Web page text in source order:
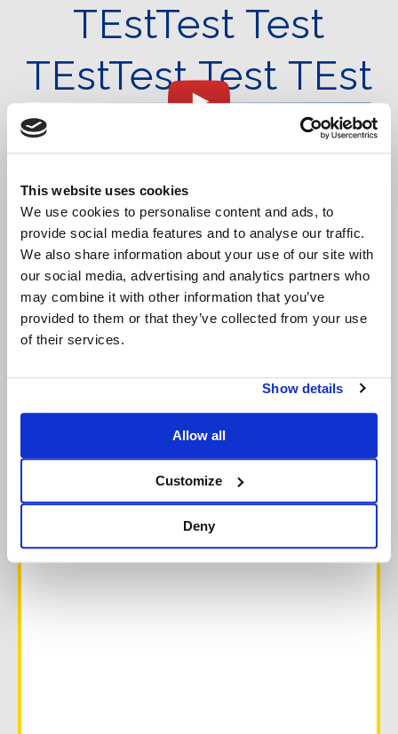
This website uses cookies
We use cookies to personalise content and ads, to
provide social media features and to analyse our traffic.
We also share information about your use of our site with
our social media, advertising and analytics partners who
may combine it with other information that you’ve
provided to them or that they’ve collected from your use
of their services.
Show details
Allow all
Customize
Deny
TEstTest Test
TEstTest Test TEst
CONTO ALLA ROVESCIA